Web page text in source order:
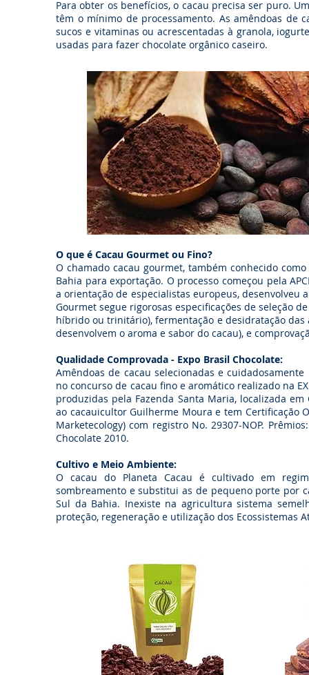
Para obter os benefícios, o cacau precisa ser puro.
têm o mínimo de processamento. As amêndoas de
sucos e vitaminas ou acrescentadas à granola,
usadas para fazer chocolate orgânico caseiro.
O que é Cacau Gourmet ou Fino?
O chamado cacau gourmet, também conhecido
Bahia para exportação. O processo começou pela
a orientação de especialistas europeus,
Gourmet segue rigorosas especificações de seleção
híbrido ou trinitário), fermentação e desidratação
desenvolvem o aroma e sabor do cacau), e
Qualidade Comprovada - Expo Brasil Chocolate:
Amêndoas de cacau selecionadas e
no concurso de cacau fino e aromático realizado na
produzidas pela Fazenda Santa Maria, localizada
ao cacauicultor Guilherme Moura e tem Certificação
Marketecology) com registro No. 29307-NOP.
Chocolate 2010.
Cultivo e Meio Ambiente:
O cacau do Planeta Cacau é cultivado em
sombreamento e substitui as de pequeno porte por
Sul da Bahia. Inexiste na agricultura sistema
proteção, regeneração e utilização dos